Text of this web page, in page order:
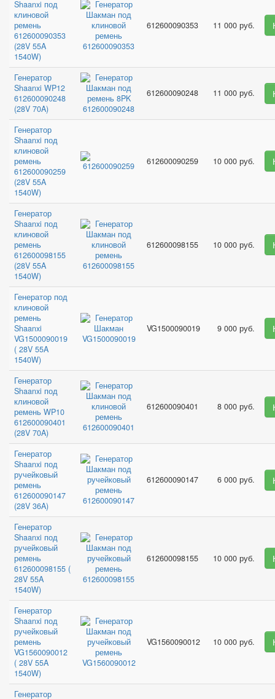
Shaanxi под
клиновой
ремень
612600090353
(28V 55A
1540W)
612600090353 11 000 руб.
Генератор
Shaanxi WP12
612600090248
(28V 70A)
612600090248 11 000 руб.
Генератор
Shaanxi под
клиновой
ремень
612600090259
(28V 55A
1540W)
612600090259 10 000 руб.
Генератор
Shaanxi под
клиновой
ремень
612600098155
(28V 55A
1540W)
612600098155 10 000 руб.
Генератор под
клиновой
ремень
Shaanxi
VG1500090019
( 28V 55A
1540W)
VG1500090019 9 000 руб.
Генератор
Shaanxi под
клиновой
ремень WP10
612600090401
(28V 70A)
612600090401 8 000 руб.
Генератор
Shaanxi под
ручейковый
ремень
612600090147
(28V 36A)
612600090147 6 000 руб.
Генератор
Shaanxi под
ручейковый
ремень
612600098155 (
28V 55A
1540W)
612600098155 10 000 руб.
Генератор
Shaanxi под
ручейковый
ремень
VG1560090012
( 28V 55A
1540W)
VG1560090012 10 000 руб.
Генератор